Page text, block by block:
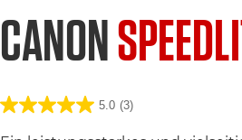
CANON
5.0 (3)